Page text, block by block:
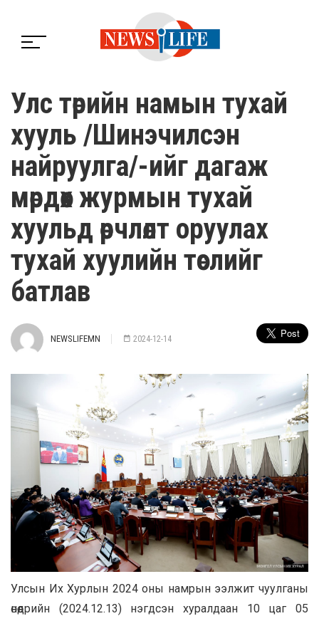
Улс төрийн намын тухай
хууль /Шинэчилсэн
найруулга/-ийг дагаж
мөрдөх журмын тухай
хуульд өөрчлөлт оруулах
тухай хуулийн төслийг
батлав
NEWSLIFEMN 2024-12-14
Улсын Их Хурлын 2024 оны намрын ээлжит чуулганы
өнөөдрийн (2024.12.13) нэгдсэн хуралдаан 10 цаг 05